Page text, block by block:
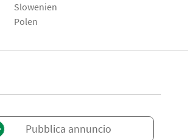
Slowenien
Polen
Pubblica annuncio